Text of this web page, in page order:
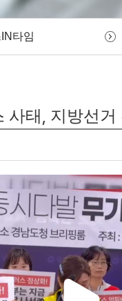
타임
사태, 지방선